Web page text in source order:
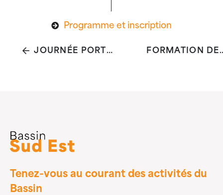
Programme et inscription
JOURNÉE PORTES OUVERTES FARES ASBL FORMATION DE
Tenez-vous au courant des activités du
Bassin